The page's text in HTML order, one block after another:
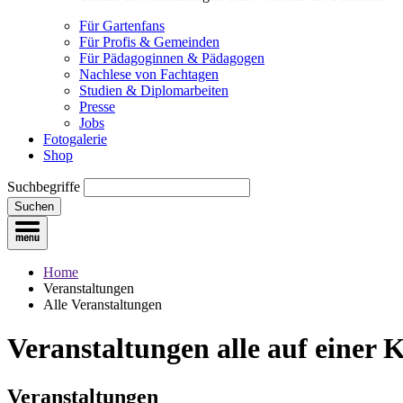
Für Gartenfans
Für Profis & Gemeinden
Für Pädagoginnen & Pädagogen
Nachlese von Fachtagen
Studien & Diplomarbeiten
Presse
Jobs
Fotogalerie
Shop
Suchbegriffe
Suchen
Home
Veranstaltungen
Alle Veranstaltungen
Veranstaltungen alle auf einer
Veranstaltungen